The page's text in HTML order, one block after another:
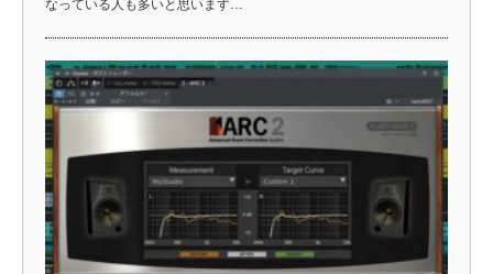
なっている人も多いと思います…